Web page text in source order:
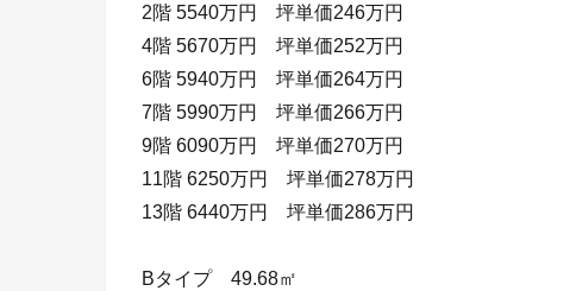
2階 5540万円 坪単価246万円
4階 5670万円 坪単価252万円
6階 5940万円 坪単価264万円
7階 5990万円 坪単価266万円
9階 6090万円 坪単価270万円
11階 6250万円 坪単価278万円
13階 6440万円 坪単価286万円
Bタイプ 49.68㎡